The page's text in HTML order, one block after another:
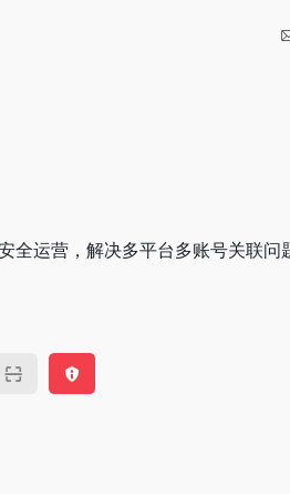
全运营，解决多平台多账号关联